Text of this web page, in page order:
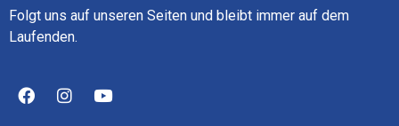
Folgt uns auf unseren Seiten und bleibt immer auf dem
Laufenden.